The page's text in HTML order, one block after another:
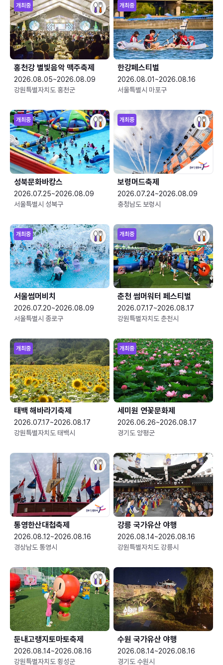
개최중
홍천강 별빛음악 맥주축제
2026.08.05~2026.08.09
강원특별자치도 홍천군
개최중
한강페스티벌
2026.08.01~2026.08.16
서울특별시 마포구
개최중
성북문화바캉스
2026.07.25~2026.08.09
서울특별시 성북구
개최중
보령머드축제
2026.07.24~2026.08.09
충청남도 보령시
개최중
서울썸머비치
2026.07.20~2026.08.09
서울특별시 종로구
개최중
춘천 썸머워터 페스티벌
2026.07.17~2026.08.17
강원특별자치도 춘천시
개최중
태백 해바라기축제
2026.07.17~2026.08.17
강원특별자치도 태백시
개최중
세미원 연꽃문화제
2026.06.26~2026.08.17
경기도 양평군
통영한산대첩축제
2026.08.12~2026.08.16
경상남도 통영시
강릉 국가유산 야행
2026.08.14~2026.08.16
강원특별자치도 강릉시
둔내고랭지토마토축제
2026.08.14~2026.08.16
강원특별자치도 횡성군
수원 국가유산 야행
2026.08.14~2026.08.16
경기도 수원시